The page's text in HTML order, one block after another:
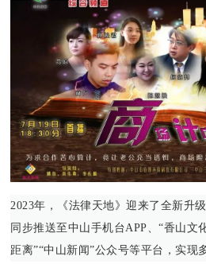
2023年，《法律天地》迎来了全新升
同步推送至中山手机台APP、“香山文
距离”“中山新闻”公众号等平台，实现